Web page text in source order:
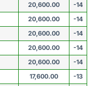
20,600.00
-14
20,600.00
-14
20,600.00
-14
20,600.00
-14
20,600.00
-14
17,600.00
-13